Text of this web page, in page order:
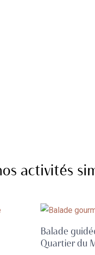
activités
Balade
Quartier du